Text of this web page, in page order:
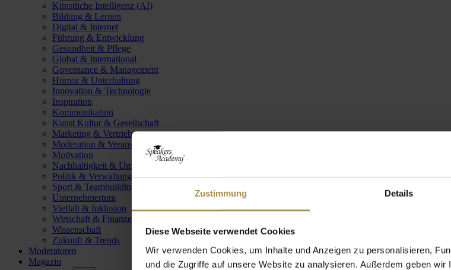
Zustimmung Details
Diese Webseite verwendet Cookies
Wir verwenden Cookies, um Inhalte und Anzeigen zu personalisieren,
und die Zugriffe auf unsere Website zu analysieren. Außerdem geben
Künstliche Intelligenz (AI)
Bildung & Lernen
Digital & Internet
Führung & Entwicklung
Gesundheit & Pflege
Global & International
Governance & Management
Humor & Unterhaltung
Innovation & Technologie
Inspiration
Kommunikation
Kunst Kultur & Gesellschaft
Marketing & Vertrieb
Moderation & Veranstaltungsleitung
Motivation
Nachhaltigkeit & Umwelt
Politik & Verwaltung
Sport & Teambuilding
Unternehmertum
Vielfalt & Inklusion
Wirtschaft & Finanzen
Wissenschaft
Zukunft & Trends
Moderatoren
Magazin